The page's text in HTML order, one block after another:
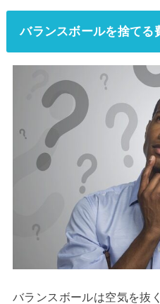
バランスボールを捨てる
バランスボールは空気を抜